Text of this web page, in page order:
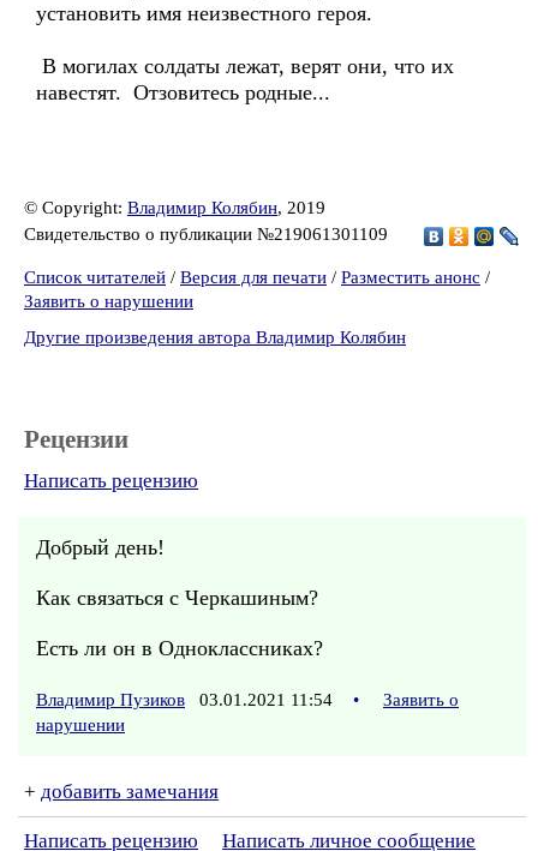
установить имя неизвестного героя.
В могилах солдаты лежат, верят они, что их
навестят. Отзовитесь родные...
© Copyright: Владимир Колябин, 2019
Свидетельство о публикации №219061301109
Список читателей / Версия для печати / Разместить анонс /
Заявить о нарушении
Другие произведения автора Владимир Колябин
Рецензии
Написать рецензию
Добрый день!
Как связаться с Черкашиным?
Есть ли он в Одноклассниках?
Владимир Пузиков 03.01.2021 11:54 •
Заявить о
нарушении
+ добавить замечания
Написать рецензию Написать личное сообщение